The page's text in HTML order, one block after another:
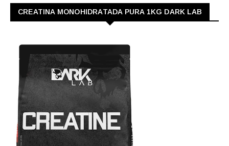
CREATINA MONOHIDRATADA PURA 1KG DARK LAB